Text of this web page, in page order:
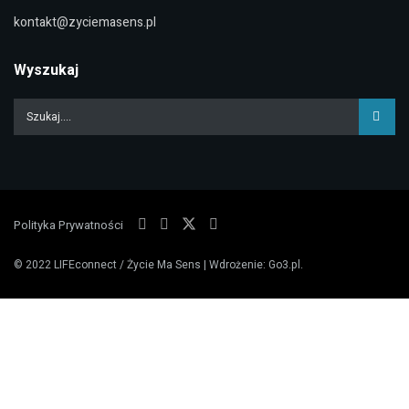
kontakt@zyciemasens.pl
Wyszukaj
Polityka Prywatności
© 2022LIFEconnect / Życie Ma Sens | Wdrożenie: Go3.pl.